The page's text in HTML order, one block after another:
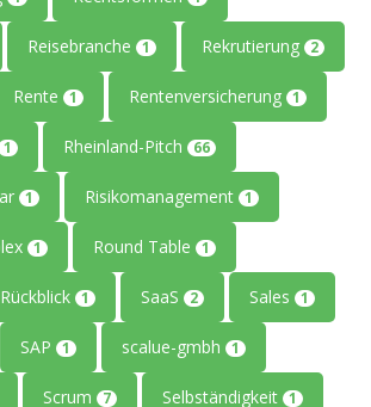
Reisebranche 1 Rekrutierung 2
Rente 1 Rentenversicherung 1
1 Rheinland-Pitch 66
1 Risikomanagement 1
1 Round Table 1
Rückblick 1 SaaS 2 Sales 1
SAP 1 scalue-gmbh 1
Scrum 7 Selbständigkeit 1